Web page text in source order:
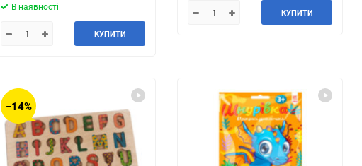
В наявності
КУПИТИ
КУПИТИ
−14%